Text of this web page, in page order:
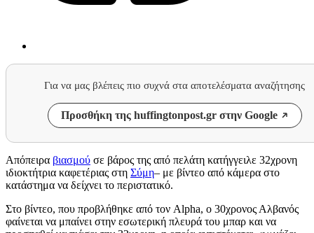
Για να μας βλέπεις πιο συχνά στα αποτελέσματα αναζήτησης
Προσθήκη της huffingtonpost.gr στην Google
Απόπειρα βιασμού σε βάρος της από πελάτη κατήγγειλε 32χρονη
ιδιοκτήτρια καφετέριας στη Σύμη– με βίντεο από κάμερα στο
κατάστημα να δείχνει το περιστατικό.
Στο βίντεο, που προβλήθηκε από τον Alpha, ο 30χρονος Αλβανός
φαίνεται να μπαίνει στην εσωτερική πλευρά του μπαρ και να